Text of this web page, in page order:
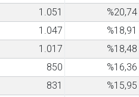
1.051 %20,74
1.047 %18,91
1.017 %18,48
850 %16,36
831 %15,95